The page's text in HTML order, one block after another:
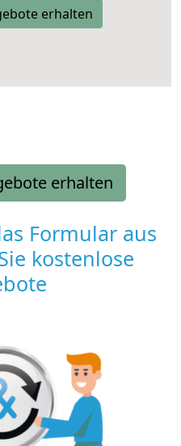
erhalten
erhalten
Formular aus
kostenlose